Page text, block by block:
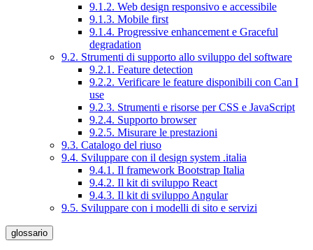
9.1.2. Web design responsivo e accessibile
9.1.3. Mobile first
9.1.4. Progressive enhancement e Graceful
degradation
9.2. Strumenti di supporto allo sviluppo del software
9.2.1. Feature detection
9.2.2. Verificare le feature disponibili con Can I
use
9.2.3. Strumenti e risorse per CSS e JavaScript
9.2.4. Supporto browser
9.2.5. Misurare le prestazioni
9.3. Catalogo del riuso
9.4. Sviluppare con il design system .italia
9.4.1. Il framework Bootstrap Italia
9.4.2. Il kit di sviluppo React
9.4.3. Il kit di sviluppo Angular
9.5. Sviluppare con i modelli di sito e servizi
glossario